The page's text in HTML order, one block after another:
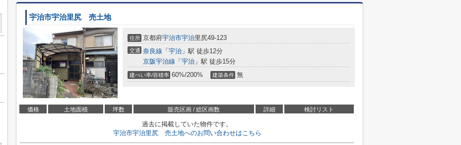
宇治市宇治里尻 売土地
住所 京都府宇治市宇治里尻49-123
交通 奈良線 「 宇治 」駅 徒歩12分
京阪宇治線 「 宇治 」駅 徒歩15分
建ぺい率/容積率 60%/200% 建築条件 無
価格 土地面積 坪数 販売区画 / 総区画数 詳細 検討リスト
過去に掲載していた物件です。
宇治市宇治里尻 売土地へのお問い合わせはこちら